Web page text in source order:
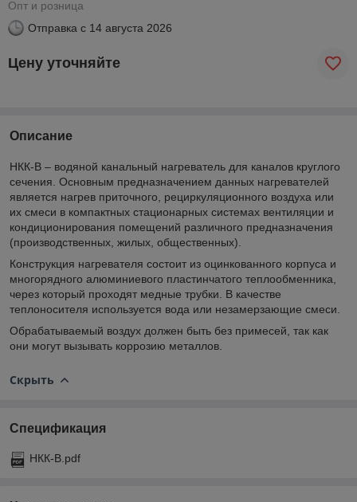
Опт и розница
Отправка с 14 августа 2026
Цену уточняйте
Описание
НКК-В – водяной канальный нагреватель для каналов круглого
сечения. Основным предназначением данных нагревателей
является нагрев приточного, рециркуляционного воздуха или
их смеси в компактных стационарных системах вентиляции и
кондиционирования помещений различного предназначения
(производственных, жилых, общественных).
Конструкция нагревателя состоит из оцинкованного корпуса и
многорядного алюминиевого пластинчатого теплообменника,
через который проходят медные трубки. В качестве
теплоносителя используется вода или незамерзающие смеси.
Обрабатываемый воздух должен быть без примесей, так как
они могут вызывать коррозию металлов.
Скрыть
Спецификация
НКК-В.pdf